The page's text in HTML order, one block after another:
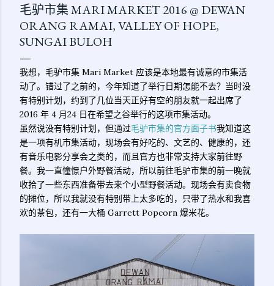
毛驴市集 MARI MARKET 2016 @ DEWAN
ORANG RAMAI, VALLEY OF HOPE,
SUNGAI BULOH
我想，毛驴市集 Mari Market 应该是本地最有诚意的市集活
动了。错过了之前的，今年知道了举行日期怎能不去？当时没
有特别计划，约到了几位当天正好有空的朋友就一起出席了
2016 年 4 月24 日在希望之谷举行的这项市集活动。
虽然说没有特别计划，但通过毛驴市集的官方面子书我知道这
是一项有机市集活动，现场会有好吃的、文艺的、健康的，还
有音乐电影分享会之类的，而且官方也非常支持大家前往野
餐。我一直憧憬户外野餐活动，所以前往毛驴市集的前一晚就
收拾了一些东西准备带去来个小型野餐活动。现场会有卖食物
的摊位，所以我就没有特别带上太多吃的，只带了热水和我喜
欢的茶包，还有一大桶 Garrett Popcorn 爆米花。